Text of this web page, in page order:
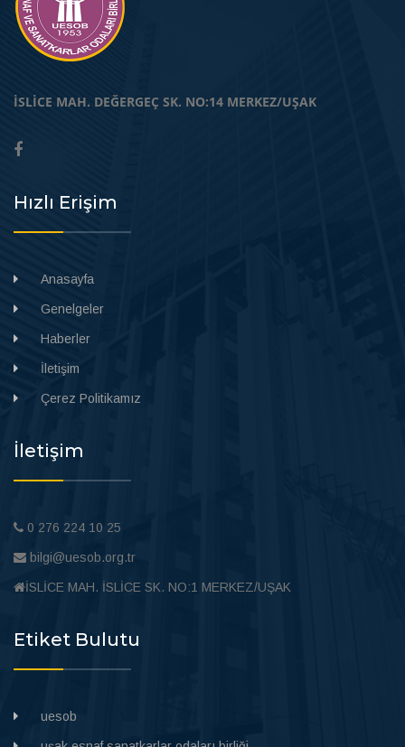
İSLİCE MAH. DEĞERGEÇ SK. NO:14 MERKEZ/UŞAK
Hızlı Erişim
Anasayfa
Genelgeler
Haberler
İletişim
Çerez Politikamız
İletişim
0 276 224 10 25
bilgi@uesob.org.tr
İSLİCE MAH. İSLİCE SK. NO:1 MERKEZ/UŞAK
Etiket Bulutu
uesob